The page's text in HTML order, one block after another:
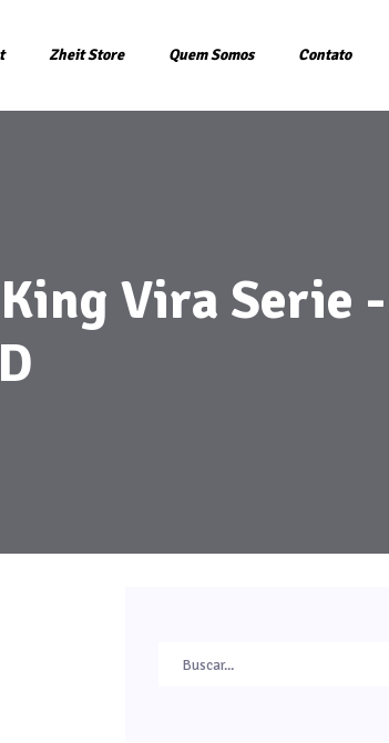
Zheit Store Quem Somos Contato
Vira Serie -